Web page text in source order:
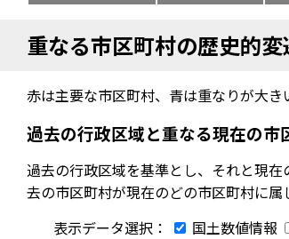
重なる市区町村の歴史的変
赤は主要な市区町村、青は重なりが大
過去の行政区域と重なる現在の市
過去の行政区域を基準とし、それと現
去の市区町村が現在のどの市区町村に属
表示データ選択：
国土数値情報